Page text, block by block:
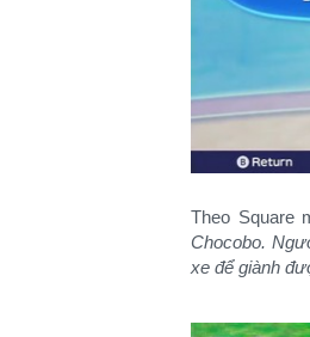
Theo Square
Chocobo.
xe để giành